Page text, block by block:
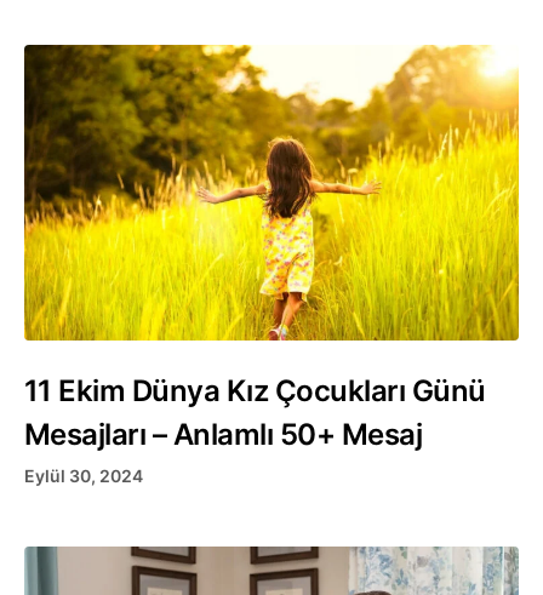
11 Ekim Dünya Kız Çocukları Günü
Mesajları – Anlamlı 50+ Mesaj
Eylül 30, 2024